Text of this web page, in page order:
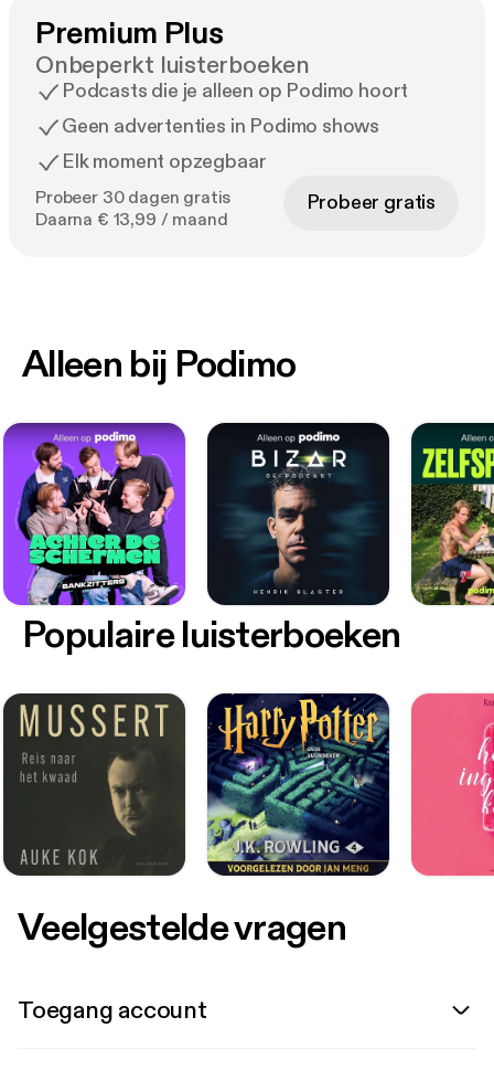
Premium Plus
Onbeperkt luisterboeken
Podcasts die je alleen op Podimo hoort
Geen advertenties in Podimo shows
Elk moment opzegbaar
Probeer 30 dagen gratis
Daarna € 13,99 / maand
Probeer gratis
Alleen bij Podimo
Populaire luisterboeken
Veelgestelde vragen
Toegang account